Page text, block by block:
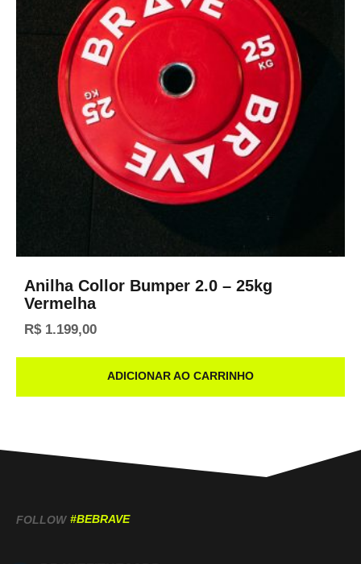
Anilha Collor Bumper 2.0 – 25kg
Vermelha
R$1.199,00
ADICIONAR AO CARRINHO
FOLLOW #BEBRAVE